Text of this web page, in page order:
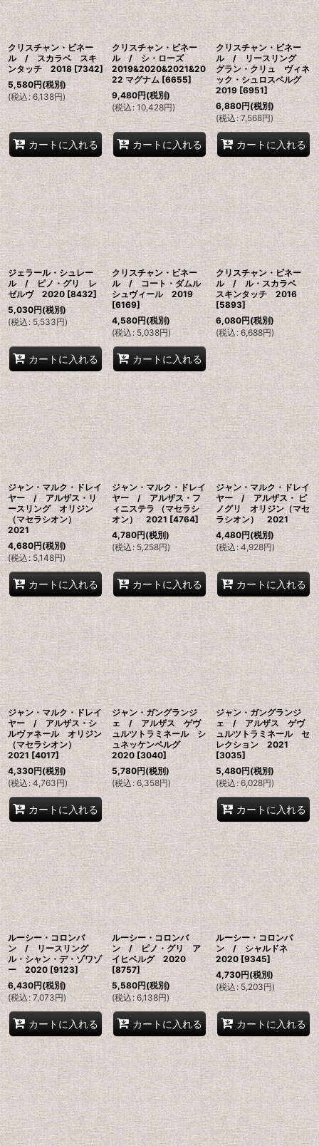
クリスチャン・ビネー
ル / スカラベ スキ
ンタッチ 2018 [7342]
5,580円(税別)
(税込: 6,138円)
カートに入れる
クリスチャン・ビネー
ル / シ・ローズ
2019&2020&2021&20
22 マグナム [6655]
9,480円(税別)
(税込: 10,428円)
カートに入れる
クリスチャン・ビネー
ル / リースリング
グラン・クリュ ヴィネ
ック・シュロスベルグ
2019 [6951]
6,880円(税別)
(税込 : 7,568円)
カートに入れる
ジェラール・シュレー
ル / ピノ・グリ レ
ゼルヴ 2020 [8432]
5,030円(税別)
(税込: 5,533円)
カートに入れる
クリスチャン・ビネー
ル / コート・ダムル
シュヴィール 2019
[6169]
4,580円(税別)
(税込: 5,038円)
カートに入れる
クリスチャン・ビネー
ル / ル・スカラベ
スキンタッチ 2016
[5893]
6,080円(税別)
(税込: 6,688円)
ジャン・マルク・ドレイ
ヤー / アルザス・リ
ースリング オリジン
（マセラシオン）
2021
4,680円(税別)
(税込: 5,148円)
カートに入れる
ジャン・マルク・ドレイ
ヤー / アルザス・フ
ィニステラ （マセラシ
オン） 2021 [4764]
4,780円(税別)
(税込: 5,258円)
カートに入れる
ジャン・マルク・ドレイ
ヤー / アルザス・ ピ
ノグリ オリジン（マセ
ラシオン） 2021
4,480円(税別)
(税込 : 4,928円)
カートに入れる
ジャン・マルク・ドレイ
ヤー / アルザス・シ
ルヴァネール オリジン
（マセラシオン）
2021 [4017]
4,330円(税別)
(税込 : 4,763円)
カートに入れる
ジャン・ガングランジ
ェ / アルザス ゲヴ
ュルツトラミネール シ
ュネッケンベルグ
2020 [3040]
5,780円(税別)
(税込: 6,358円)
ジャン・ガングランジ
ェ / アルザス ゲヴ
ュルツトラミネール セ
レクション 2021
[3035]
5,480円(税別)
(税込: 6,028円)
カートに入れる
ルーシー・コロンバ
ン / リースリング
ル・シャン・デ・ゾワゾ
ー 2020 [9123]
6,430円(税別)
(税込: 7,073円)
カートに入れる
ルーシー・コロンバ
ン / ピノ・グリ ア
イヒベルグ 2020
[8757]
5,580円(税別)
(税込 : 6,138円)
カートに入れる
ルーシー・コロンバ
ン / シャルドネ
2020 [9345]
4,730円(税別)
(税込 : 5,203円)
カートに入れる